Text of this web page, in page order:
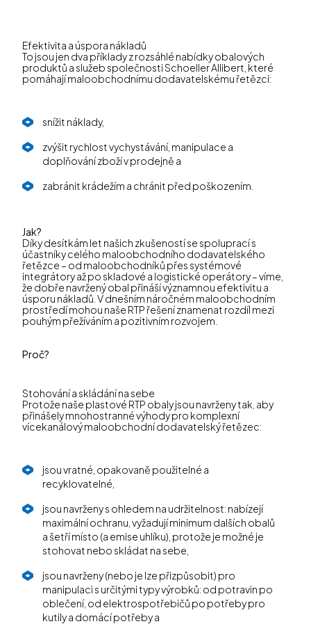
Efektivita a úspora nákladů
To jsou jen dva příklady z rozsáhlé nabídky obalových
produktů a služeb společnosti Schoeller Allibert, které
pomáhají maloobchodnímu dodavatelskému řetězci:
snížit náklady,
zvýšit rychlost vychystávání, manipulace a
doplňování zboží v prodejně a
zabránit krádežím a chránit před poškozením.
Jak?
Díky desítkám let našich zkušeností se spoluprací s
účastníky celého maloobchodního dodavatelského
řetězce – od maloobchodníků přes systémové
integrátory až po skladové a logistické operátory – víme,
že dobře navržený obal přináší významnou efektivitu a
úsporu nákladů. V dnešním náročném maloobchodním
prostředí mohou naše RTP řešení znamenat rozdíl mezi
pouhým přežíváním a pozitivním rozvojem.
Proč?
Stohování a skládání na sebe
Protože naše plastové RTP obaly jsou navrženy tak, aby
přinášely mnohostranné výhody pro komplexní
vícekanálový maloobchodní dodavatelský řetězec:
jsou vratné, opakovaně použitelné a
recyklovatelné,
jsou navrženy s ohledem na udržitelnost: nabízejí
maximální ochranu, vyžadují minimum dalších obalů
a šetří místo (a emise uhlíku), protože je možné je
stohovat nebo skládat na sebe,
jsou navrženy (nebo je lze přizpůsobit) pro
manipulaci s určitými typy výrobků: od potravin po
oblečení, od elektrospotřebičů po potřeby pro
kutily a domácí potřeby a